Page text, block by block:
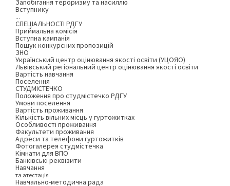
Вступнику
...
СПЕЦІАЛЬНОСТІ РДГУ
Приймальна комісія
Вступна кампанія
Пошук конкурсних пропозицій
ЗНО
Український центр оцінювання якості освіти (УЦОЯО)
Львівський регіональний центр оцінювання якості освіти
Вартість навчання
Поселення
СТУДМІСТЕЧКО
Положення про студмістечко РДГУ
Умови поселення
Вартість проживання
Кількість вільних місць у гуртожитках
Особливості проживання
Факультети проживання
Адреси та телефони гуртожитків
Фотогалерея студмістечка
Кімнати для ВПО
Банківські реквізити
Навчання
та атестація
Навчально-методична рада